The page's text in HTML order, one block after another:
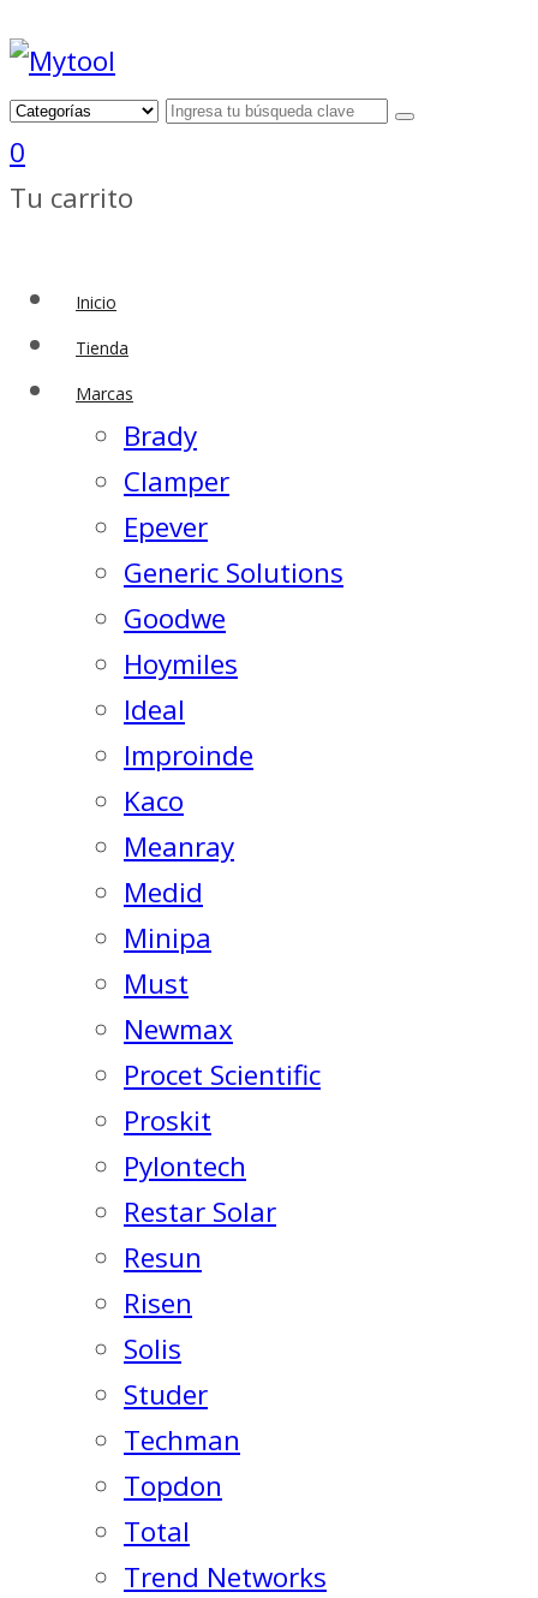
0
Tu carrito
Inicio
Tienda
Marcas
Brady
Clamper
Epever
Generic Solutions
Goodwe
Hoymiles
Ideal
Improinde
Kaco
Meanray
Medid
Minipa
Must
Newmax
Procet Scientific
Proskit
Pylontech
Restar Solar
Resun
Risen
Solis
Studer
Techman
Topdon
Total
Trend Networks